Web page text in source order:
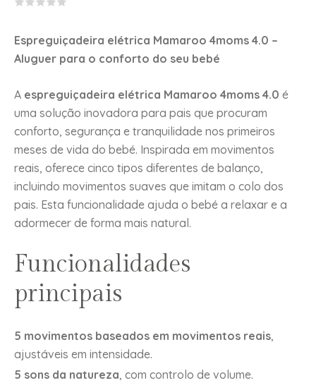
Espreguiçadeira elétrica Mamaroo 4moms 4.0 –
Aluguer para o conforto do seu bebé
A espreguiçadeira elétrica Mamaroo 4moms 4.0 é
uma solução inovadora para pais que procuram
conforto, segurança e tranquilidade nos primeiros
meses de vida do bebé. Inspirada em movimentos
reais, oferece cinco tipos diferentes de balanço,
incluindo movimentos suaves que imitam o colo dos
pais. Esta funcionalidade ajuda o bebé a relaxar e a
adormecer de forma mais natural.
Funcionalidades
principais
5 movimentos baseados em movimentos reais,
ajustáveis em intensidade.
5 sons da natureza, com controlo de volume.